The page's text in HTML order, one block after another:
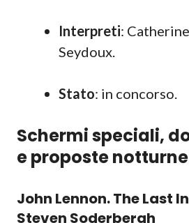
Interpreti:
Seydoux.
Stato: in concorso.
Schermi speciali,
e proposte notturne
John Lennon. The Last
Steven Soderbergh